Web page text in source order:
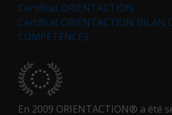
Certificat ORIENTACTION
Certificat ORIENTACTION BILAN
COMPÉTENCES
En 2009 ORIENTACTION® a été